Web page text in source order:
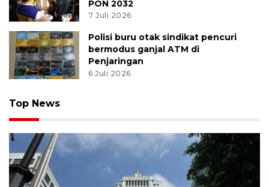
Gubernur Banten usulkan
PON 2032
7 Juli 2026
Polisi buru otak sindikat pencuri
Top News